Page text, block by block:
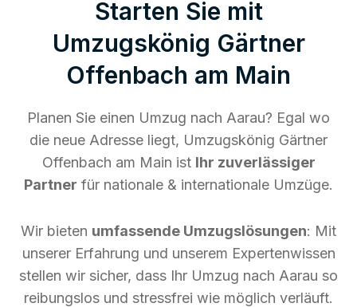
Starten Sie mit
Umzugskönig Gärtner
Offenbach am Main
Planen Sie einen Umzug nach Aarau? Egal wo
die neue Adresse liegt, Umzugskönig Gärtner
Offenbach am Main ist Ihr zuverlässiger
Partner für nationale & internationale Umzüge.
Wir bieten umfassende Umzugslösungen: Mit
unserer Erfahrung und unserem Expertenwissen
stellen wir sicher, dass Ihr Umzug nach Aarau so
reibungslos und stressfrei wie möglich verläuft.